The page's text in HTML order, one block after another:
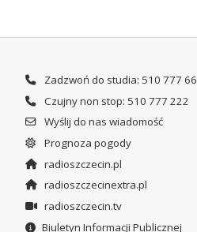
Zadzwoń do studia: 510 777
Czujny non stop: 510 777 222
Wyślij do nas wiadomość
Prognoza pogody
radioszczecin.pl
radioszczecinextra.pl
radioszczecin.tv
Biuletyn Informacji Publicznej